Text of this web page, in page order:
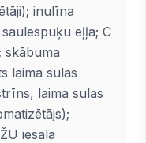
inulīna
eļļa; C
skābuma
laima sulas
laima sulas
iesala